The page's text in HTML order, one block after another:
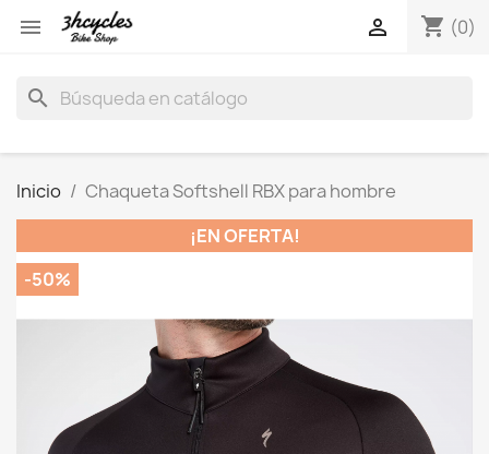
 shopping_cart (0)

search
Inicio
Chaqueta Softshell RBX para hombre
¡EN OFERTA!
-50%